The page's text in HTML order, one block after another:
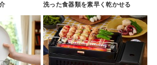
洗った食器類を素早く乾かせる